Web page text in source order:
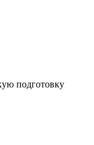
подготовку